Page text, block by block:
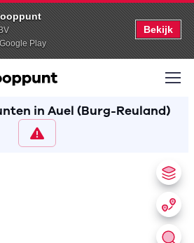
Play
Bekijk
in Auel (Burg-Reuland)